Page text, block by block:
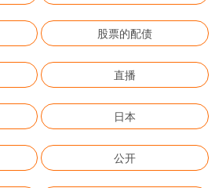
股票的配债
直播
日本
公开